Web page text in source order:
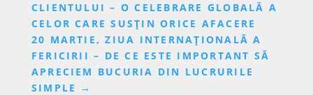
CLIENTULUI – O CELEBRARE GLOBALĂ A
CELOR CARE SUSȚIN ORICE AFACERE
20 MARTIE, ZIUA INTERNAȚIONALĂ A
FERICIRII – DE CE ESTE IMPORTANT SĂ
APRECIEM BUCURIA DIN LUCRURILE
SIMPLE →